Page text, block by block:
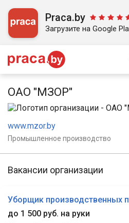
Praca.by
Загрузите на Google
ОАО "МЗОР"
www.mzor.by
Промышленное производство
Вакансии организации
Уборщик производственных
до 1 500 руб. на руки